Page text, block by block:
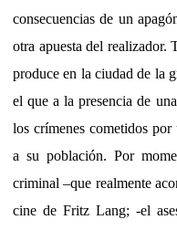
consecuencias de un
otra apuesta del realizador.
produce en la ciudad de la
el que a la presencia de
los crímenes cometidos
a su población. Por
criminal –que realmente
cine de Fritz Lang; -el